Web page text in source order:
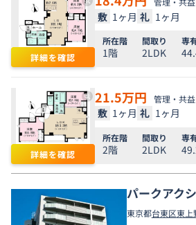
詳細を確認
敷 1ヶ月 礼 1ヶ月
所在階
1階
間取り
2LDK
専
詳細を確認
21.5万円 管理・共
敷 1ヶ月 礼 1ヶ月
所在階
2階
間取り
2LDK
専
パークアク
東京都台東区東上